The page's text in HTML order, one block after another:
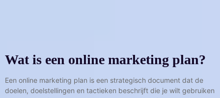
Wat is een online marketing plan?
Een online marketing plan is een strategisch document dat de
doelen, doelstellingen en tactieken beschrijft die je wilt gebruiken